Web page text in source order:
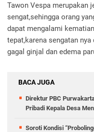
Tawon Vespa merupakan
sengat,sehingga orang
dapat mengalami
tepat,karena sengatan
gagal ginjal dan edema
BACA JUGA
Direktur PBC
Pribadi Kepala Desa
Soroti Kondisi